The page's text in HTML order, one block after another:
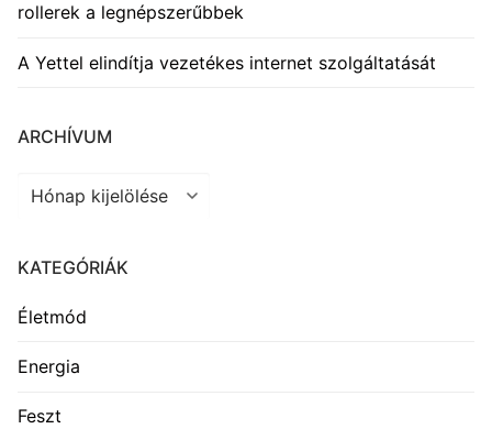
rollerek a legnépszerűbbek
A Yettel elindítja vezetékes internet szolgáltatását
ARCHÍVUM
Archívum
KATEGÓRIÁK
Életmód
Energia
Feszt